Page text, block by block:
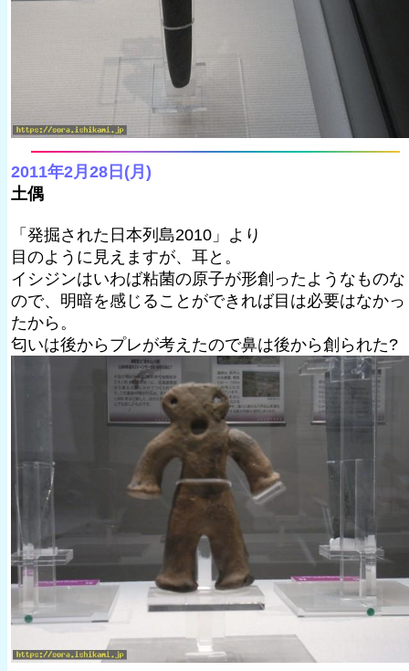
2011年2月28日(月)
土偶
「発掘された日本列島2010」より
目のように見えますが、耳と。
イシジンはいわば粘菌の原子が形創ったようなものな
ので、明暗を感じることができれば目は必要はなかっ
たから。
匂いは後からプレが考えたので鼻は後から創られた?